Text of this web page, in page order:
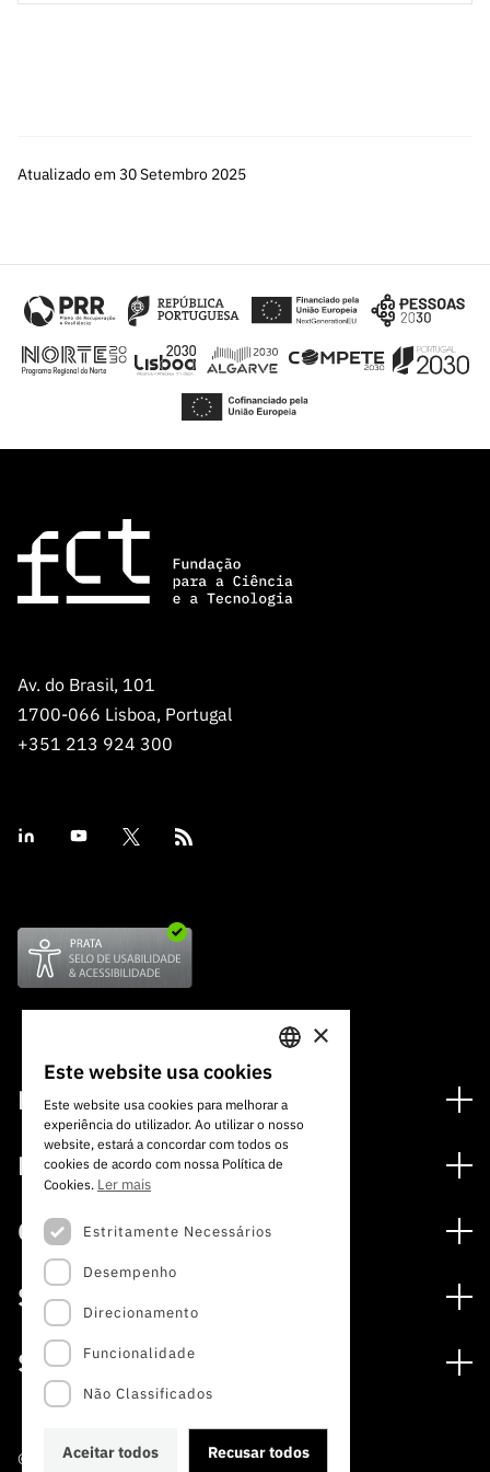
Atualizado em 30 Setembro 2025
Av. do Brasil, 101
1700-066 Lisboa, Portugal
+351 213 924 300
Financiamento
Programas de Financiamento
Internacional
Prémios
Media
Notas de Imprensa
Subscrever Newsletter
Subscrever Direct Mail de Concursos
Agenda
Publicações
Concursos
Concursos Abertos
Concursos Previstos
Concursos Fechados
Calendarização FCT 2026
Serviços
Serviços digitais: Tecnologia para o Conhecimento
Arquivo, Documentação e Informação
Acesso a dados estatísticos para fins científicos –
Sobre
A FCT
Estudos e Planeamento Estratégico
©2022 · Fundação para a Ciência e a Tecnologia
PORTUGUESE
ENGLISH
×
Este website usa cookies
Este website usa cookies para melhorar a
experiência do utilizador. Ao utilizar o nosso
website, estará a concordar com todos os
cookies de acordo com nossa Política de
Cookies. Ler mais
Estritamente Necessários
Desempenho
Direcionamento
Funcionalidade
Não Classificados
Aceitar todos Recusar todos